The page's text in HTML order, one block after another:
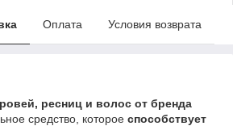
Оплата Условия возврата
ресниц и волос от бренда
средство, которое способствует